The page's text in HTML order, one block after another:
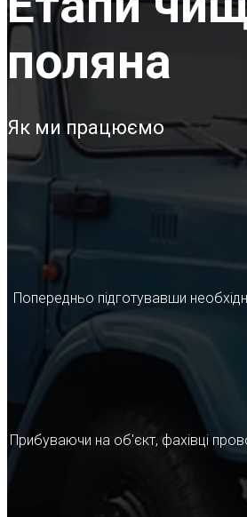
поляна
Як ми працюємо
Попередньо підготувавши
Прибуваючи на об'єкт, фахівці